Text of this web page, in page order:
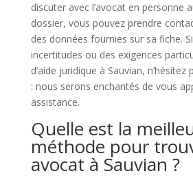
discuter avec l’avocat en personne
dossier, vous pouvez prendre
des données fournies sur sa fiche.
incertitudes ou des exigences
d’aide juridique à Sauvian,
: nous serons enchantés de vous
assistance.
Quelle est la
méthode pour
avocat à Sauvian ?